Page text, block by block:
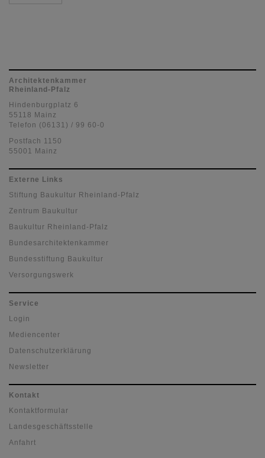
Architektenkammer
Rheinland-Pfalz
Hindenburgplatz 6
55118 Mainz
Telefon (06131) / 99 60-0
Postfach 1150
55001 Mainz
Externe Links
Stiftung Baukultur Rheinland-Pfalz
Zentrum Baukultur
Baukultur Rheinland-Pfalz
Bundesarchitektenkammer
Bundesstiftung Baukultur
Versorgungswerk
Service
Login
Mediencenter
Datenschutzerklärung
Newsletter
Kontakt
Kontaktformular
Landesgeschäftsstelle
Anfahrt